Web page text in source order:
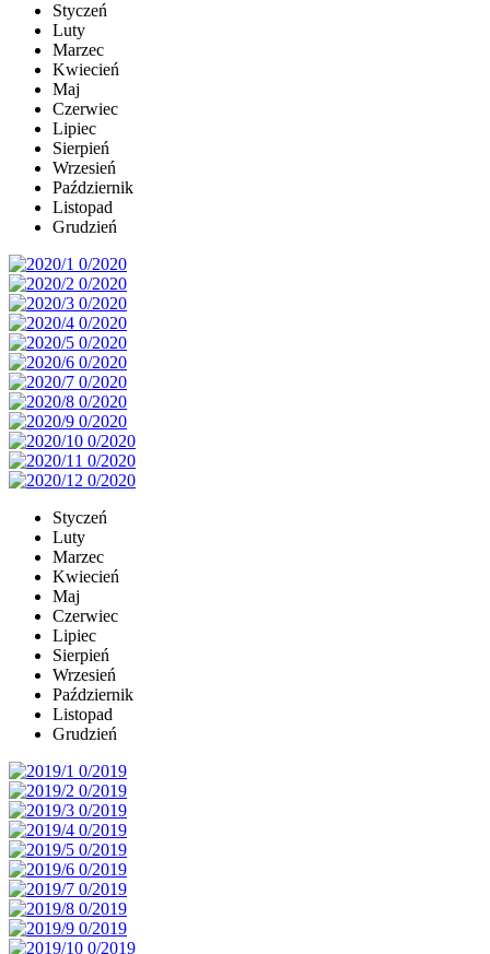
Styczeń
Luty
Marzec
Kwiecień
Maj
Czerwiec
Lipiec
Sierpień
Wrzesień
Październik
Listopad
Grudzień
Styczeń
Luty
Marzec
Kwiecień
Maj
Czerwiec
Lipiec
Sierpień
Wrzesień
Październik
Listopad
Grudzień